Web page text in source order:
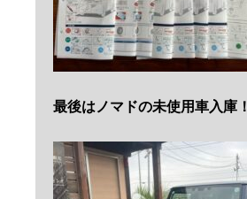
最後はノマドの未使用車入庫！